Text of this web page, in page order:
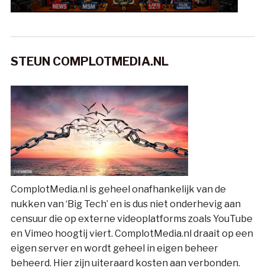
STEUN COMPLOTMEDIA.NL
ComplotMedia.nl is geheel onafhankelijk van de
nukken van ‘Big Tech’ en is dus niet onderhevig aan
censuur die op externe videoplatforms zoals YouTube
en Vimeo hoogtij viert. ComplotMedia.nl draait op een
eigen server en wordt geheel in eigen beheer
beheerd. Hier zijn uiteraard kosten aan verbonden.